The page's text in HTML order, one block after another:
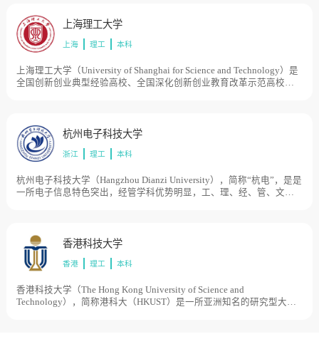
杭州船舶工业学校和浙江建材工业学校陆续并入浙江工业大学。2009
年6月，浙江省人民政府和教育部签订共建协议，学校进入省部共建高
校行列。2013年5月，学校成为国家“2011计划”首批认定的14家协同创
上海理工大学
上海 理工 本科
上海理工大学（University of Shanghai for Science and Technology）是
全国创新创业典型经验高校、全国深化创新创业教育改革示范高校，
校，1996年两校合并组建上海理工大学。1998年学校由原国家机械工
业部转入上海市管理。目前学校总体占地面积1000亩。
杭州电子科技大学
浙江 理工 本科
杭州电子科技大学（Hangzhou Dianzi University），简称“杭电”，是是
一所电子信息特色突出，经管学科优势明显，工、理、经、管、文、
工业学校等时期，1980年经国务院批准改建为杭州电子工业学院，先
后隶属于机械工业部、电子工业部和信息产业部等中央部委，2003年
原杭州出版学校整体并入，2004年更名为杭州电子科技大学。目前学
香港科技大学
香港 理工 本科
香港科技大学（The Hong Kong University of Science and
Technology），简称港科大（HKUST）是一所亚洲知名的研究型大